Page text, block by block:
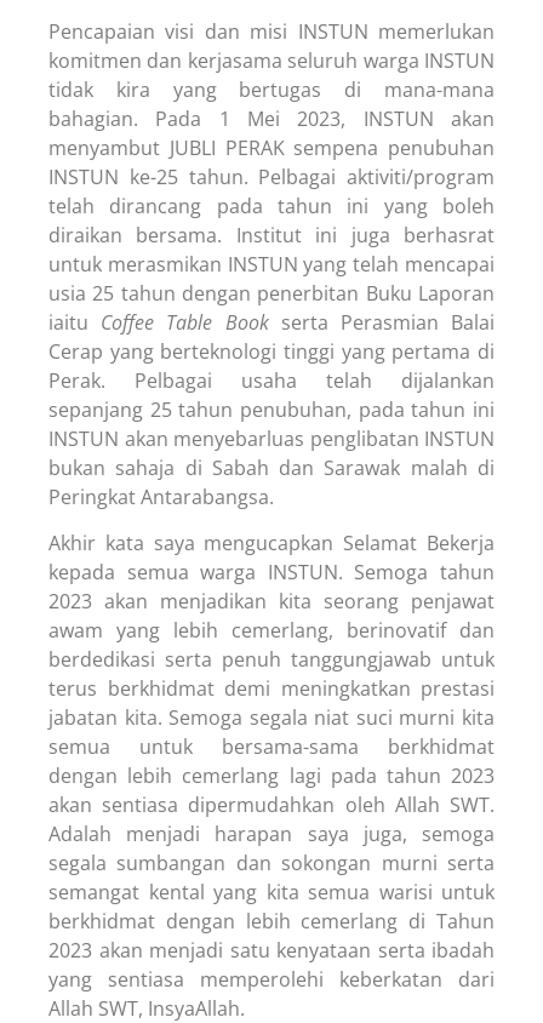
Pencapaian visi dan misi INSTUN memerlukan
komitmen dan kerjasama seluruh warga INSTUN
tidak kira yang bertugas di mana-mana
bahagian. Pada 1 Mei 2023, INSTUN akan
menyambut JUBLI PERAK sempena penubuhan
INSTUN ke-25 tahun. Pelbagai aktiviti/program
telah dirancang pada tahun ini yang boleh
diraikan bersama. Institut ini juga berhasrat
untuk merasmikan INSTUN yang telah mencapai
usia 25 tahun dengan penerbitan Buku Laporan
iaitu Coffee Table Bookserta Perasmian Balai
Cerap yang berteknologi tinggi yang pertama di
Perak. Pelbagai usaha telah dijalankan
sepanjang 25 tahun penubuhan, pada tahun ini
INSTUN akan menyebarluas penglibatan INSTUN
bukan sahaja di Sabah dan Sarawak malah di
Peringkat Antarabangsa.
Akhir kata saya mengucapkan Selamat Bekerja
kepada semua warga INSTUN. Semoga tahun
2023 akan menjadikan kita seorang penjawat
awam yang lebih cemerlang, berinovatif dan
berdedikasi serta penuh tanggungjawab untuk
terus berkhidmat demi meningkatkan prestasi
jabatan kita. Semoga segala niat suci murni kita
semua untuk bersama-sama berkhidmat
dengan lebih cemerlang lagi pada tahun 2023
akan sentiasa dipermudahkan oleh Allah SWT.
Adalah menjadi harapan saya juga, semoga
segala sumbangan dan sokongan murni serta
semangat kental yang kita semua warisi untuk
berkhidmat dengan lebih cemerlang di Tahun
2023 akan menjadi satu kenyataan serta ibadah
yang sentiasa memperolehi keberkatan dari
Allah SWT, InsyaAllah.